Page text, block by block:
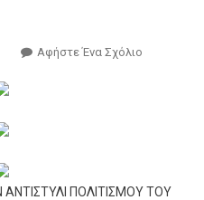
Αφήστε Ένα Σχόλιο
ΠΟΛΙΤΙΣΜΟΥ ΤΟΥ